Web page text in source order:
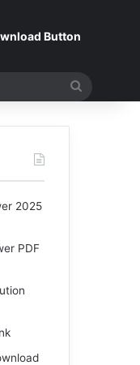
Button
2025
PDF